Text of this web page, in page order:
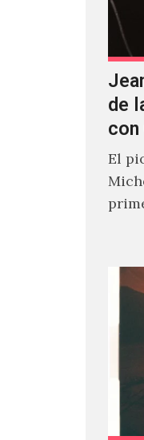
de
con
El